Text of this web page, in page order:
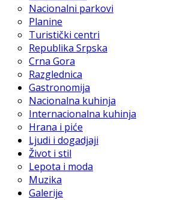
Nacionalni parkovi
Planine
Turistički centri
Republika Srpska
Crna Gora
Razglednica
Gastronomija
Nacionalna kuhinja
Internacionalna kuhinja
Hrana i piće
Ljudi i dogadjaji
Život i stil
Lepota i moda
Muzika
Galerije